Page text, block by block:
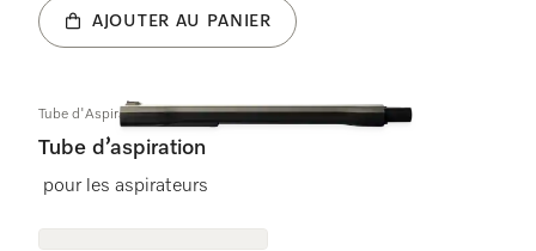
AJOUTER AU PANIER
Tube d'Aspiration TIPF assy
Tube d’aspiration
pour les aspirateurs